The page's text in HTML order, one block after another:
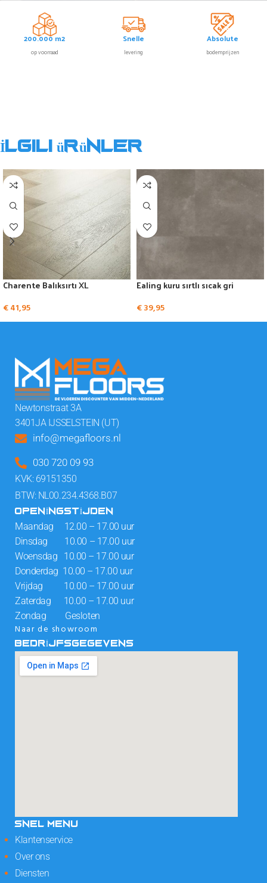
200.000 m2
op voorraad
Snelle
levering
Absolute
bodemprijzen
İlgili ürünler
Charente Balıksırtı XL
€41,95
Ealing kuru sırtlı sıcak gri
€39,95
Newtonstraat 3A
3401JA IJSSELSTEIN (UT)
info@megafloors.nl
030 720 09 93
KVK: 69151350
BTW: NL00.234.4368.B07
OPENINGSTIJDEN
Maandag 12.00 – 17.00 uur
Dinsdag 10.00 – 17.00 uur
Woensdag 10.00 – 17.00 uur
Donderdag 10.00 – 17.00 uur
Vrijdag 10.00 – 17.00 uur
Zaterdag 10.00 – 17.00 uur
Zondag Gesloten
Naar de showroom
BEDRIJFSGEGEVENS
SNEL MENU
Klantenservice
Over ons
Diensten